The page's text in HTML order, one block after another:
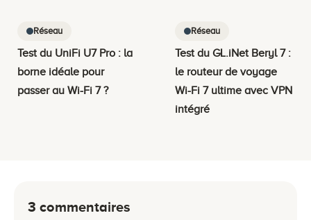
Réseau
Test du UniFi U7 Pro : la
borne idéale pour
passer au Wi-Fi 7 ?
Réseau
Test du GL.iNet Beryl 7 :
le routeur de voyage
Wi-Fi 7 ultime avec VPN
intégré
3 commentaires